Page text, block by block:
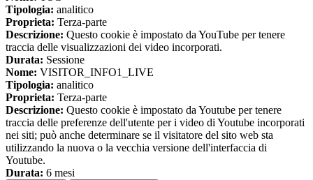
Tipologia: analitico
Proprieta: Terza-parte
Descrizione: Questo cookie è impostato da YouTube per tenere
traccia delle visualizzazioni dei video incorporati.
Durata: Sessione
Nome: VISITOR_INFO1_LIVE
Tipologia: analitico
Proprieta: Terza-parte
Descrizione: Questo cookie è impostato da Youtube per tenere
traccia delle preferenze dell'utente per i video di Youtube incorporati
nei siti; può anche determinare se il visitatore del sito web sta
utilizzando la nuova o la vecchia versione dell'interfaccia di
Youtube.
Durata: 6 mesi